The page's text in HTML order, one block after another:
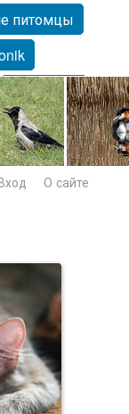
питомцы
Домашние
Лебеди
О сайте